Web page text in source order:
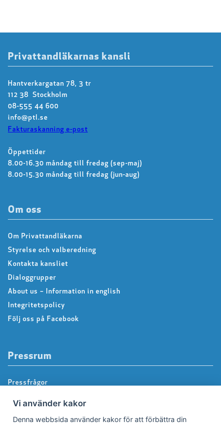
Privattandläkarnas kansli
Hantverkargatan 78, 3 tr
112 38 Stockholm
08-555 44 600
info@ptl.se
Fakturaskanning e-post
Öppettider
8.00-16.30 måndag till fredag (sep-maj)
8.00-15.30 måndag till fredag (jun-aug)
Om oss
Om Privattandläkarna
Styrelse och valberedning
Kontakta kansliet
Dialoggrupper
About us – Information in english
Integritetspolicy
Följ oss på Facebook
Pressrum
Pressfrågor
Vi använder kakor
Denna webbsida använder kakor för att förbättra din